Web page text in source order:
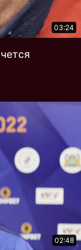
03:24
02:48